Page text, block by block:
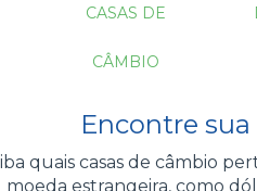
CASAS DE
CÂMBIO
Encontre
quais casas de câmbio
moeda estrangeira, como